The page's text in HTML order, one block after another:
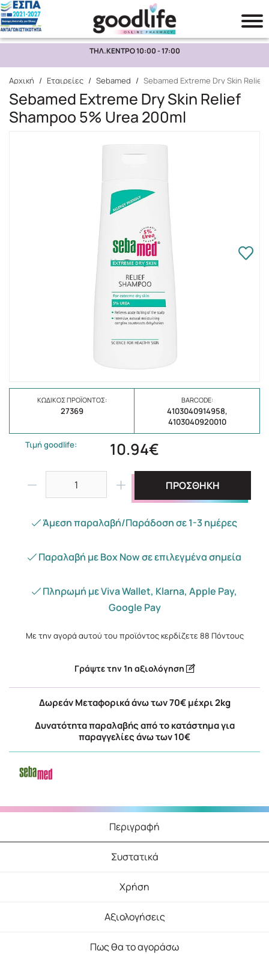
Αναζήτηση
ΤΗΛ.ΚΕΝΤΡΟ 10:00 - 17:00
Αρχική / Εταιρείες / Sebamed / Sebamed Extreme Dry Skin Relief
Sebamed Extreme Dry Skin Relief
Shampoo 5% Urea 200ml
ΚΩΔΙΚΌΣ ΠΡΟΪΌΝΤΟΣ:
27369
BARCODE:
4103040914958,
4103040920010
Τιμή goodlife: 10.94€
ΠΡΟΣΘΗΚΗ
Άμεση παραλαβή/Παράδοση σε 1-3 ημέρες
Παραλαβή με Box Now σε επιλεγμένα σημεία
Πληρωμή με Viva Wallet, Klarna, Apple Pay,
Google Pay
Με την αγορά αυτού του προϊόντος κερδίζετε 88 Πόντους
Γράψτε την 1η αξιολόγηση
Δωρεάν Μεταφορικά άνω των 70€ μέχρι 2kg
Δυνατότητα παραλαβής από το κατάστημα για
παραγγελίες άνω των 10€
Περιγραφή
Συστατικά
Χρήση
Αξιολογήσεις
Πως θα το αγοράσω